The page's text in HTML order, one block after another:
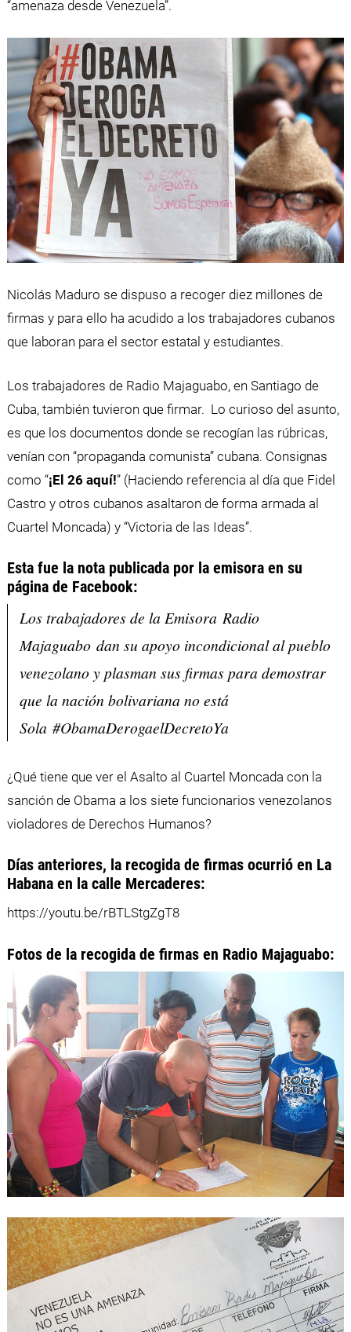
“amenaza desde Venezuela”.
Nicolás Maduro se dispuso a recoger diez millones de
firmas y para ello ha acudido a los trabajadores cubanos
que laboran para el sector estatal y estudiantes.
Los trabajadores de Radio Majaguabo, en Santiago de
Cuba, también tuvieron que firmar. Lo curioso del asunto,
es que los documentos donde se recogían las rúbricas,
venían con “propaganda comunista” cubana. Consignas
como “¡El 26 aquí!” (Haciendo referencia al día que Fidel
Castro y otros cubanos asaltaron de forma armada al
Cuartel Moncada) y “Victoria de las Ideas”.
Esta fue la nota publicada por la emisora en su
página de Facebook:
Los trabajadores de la Emisora Radio
Majaguabo dan su apoyo incondicional al pueblo
venezolano y plasman sus firmas para demostrar
que la nación bolivariana no está
Sola ‪#‎ObamaDerogaelDecretoYa
¿Qué tiene que ver el Asalto al Cuartel Moncada con la
sanción de Obama a los siete funcionarios venezolanos
violadores de Derechos Humanos?
Días anteriores, la recogida de firmas ocurrió en La
Habana en la calle Mercaderes:
https://youtu.be/rBTLStgZgT8
Fotos de la recogida de firmas en Radio Majaguabo: